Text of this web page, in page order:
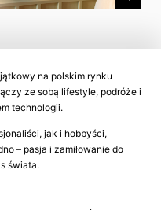
na polskim rynku
ze sobą lifestyle, podróże i
technologii.
jak i hobbyści,
– pasja i zamiłowanie do
świata.